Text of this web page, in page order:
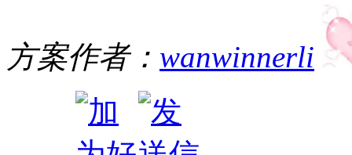
方案作者： wanwinnerli